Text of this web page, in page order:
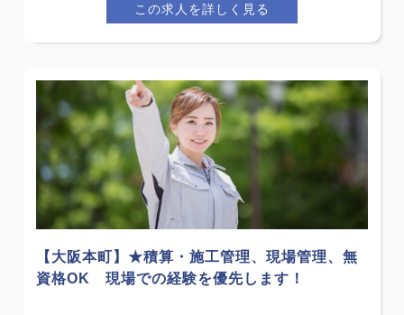
この求人を詳しく見る
【大阪本町】★積算・施工管理、現場管理、無
資格OK 現場での経験を優先します！